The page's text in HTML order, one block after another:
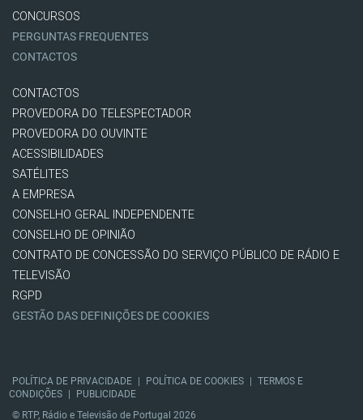
CONCURSOS
PERGUNTAS FREQUENTES
CONTACTOS
CONTACTOS
PROVEDORA DO TELESPECTADOR
PROVEDORA DO OUVINTE
ACESSIBILIDADES
SATÉLITES
A EMPRESA
CONSELHO GERAL INDEPENDENTE
CONSELHO DE OPINIÃO
CONTRATO DE CONCESSÃO DO SERVIÇO PÚBLICO DE RÁDIO E
TELEVISÃO
RGPD
GESTÃO DAS DEFINIÇÕES DE COOKIES
POLÍTICA DE PRIVACIDADE POLÍTICA DE COOKIES
TERMOS E
CONDIÇÕES
PUBLICIDADE
© RTP, Rádio e Televisão de Portugal 2026